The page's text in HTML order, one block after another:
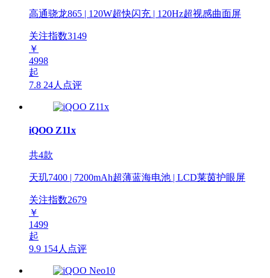
高通骁龙865 | 120W超快闪充 | 120Hz超视感曲面屏
关注指数3149
￥
4998
起
7.8 24人点评
iQOO Z11x
共4款
天玑7400 | 7200mAh超薄蓝海电池 | LCD莱茵护眼屏
关注指数2679
￥
1499
起
9.9 154人点评